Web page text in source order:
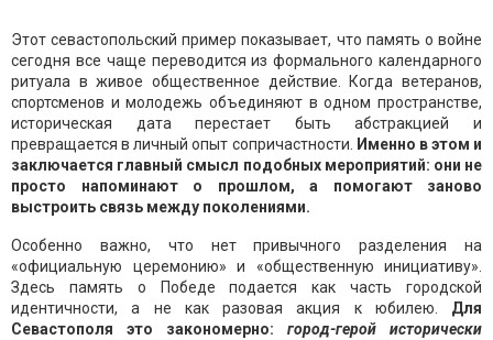
Этот севастопольский пример показывает, что память о войне
сегодня все чаще переводится из формального календарного
ритуала в живое общественное действие. Когда ветеранов,
спортсменов и молодежь объединяют в одном пространстве,
историческая дата перестает быть абстракцией и
превращается в личный опыт сопричастности.
Именно в этом и
заключается главный смысл подобных мероприятий: они не
просто напоминают о прошлом, а помогают заново
выстроить связь между поколениями.
Особенно важно, что нет привычного разделения на
«официальную церемонию» и «общественную инициативу».
Здесь память о Победе подается как часть городской
идентичности, а не как разовая акция к юбилею. Для
Севастополя это закономерно:
город-герой исторически